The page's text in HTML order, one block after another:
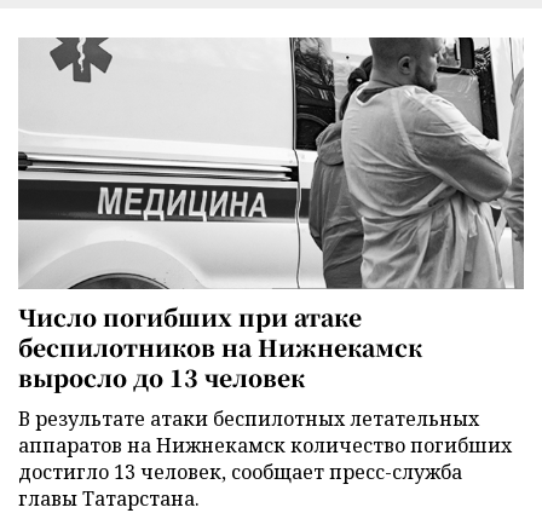
Число погибших при атаке
беспилотников на Нижнекамск
выросло до 13 человек
В результате атаки беспилотных летательных
аппаратов на Нижнекамск количество погибших
достигло 13 человек, сообщает пресс-служба
главы Татарстана.